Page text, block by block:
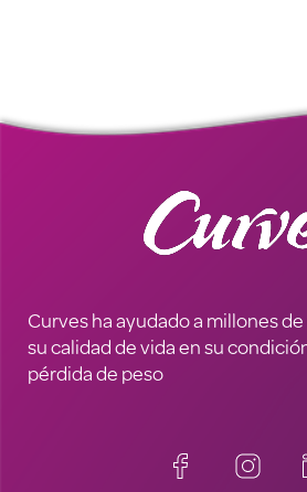
Curves ha ayudado a millones
su calidad de vida en su
pérdida de peso